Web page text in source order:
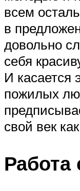
всем
в
довольно
себя
И касается
пожилых
свой век